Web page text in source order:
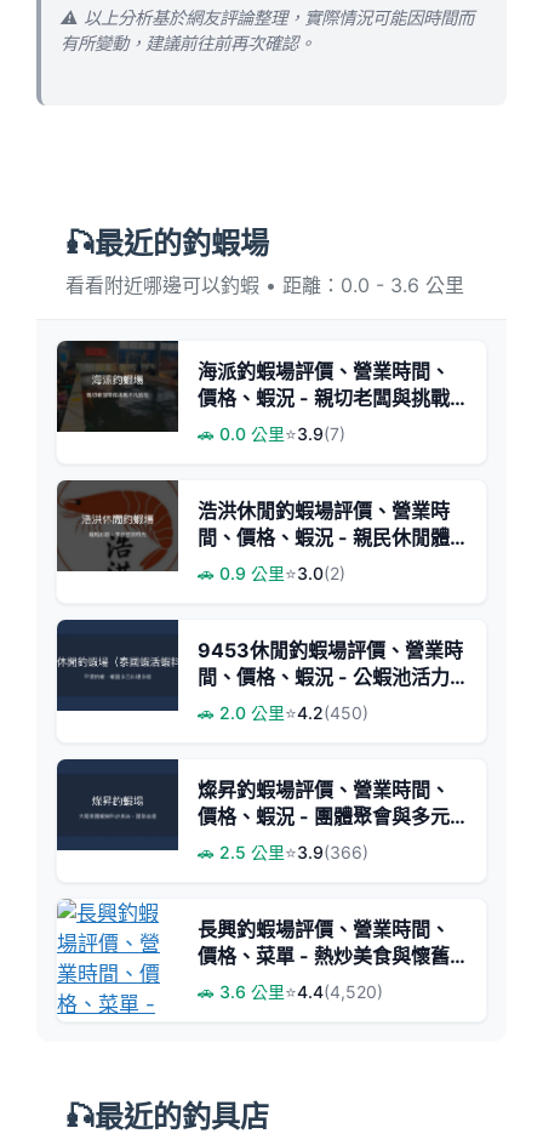
⚠️ 以上分析基於網友評論整理，實際情況可能因時間而
有所變動，建議前往前再次確認。
🎣最近的釣蝦場
看看附近哪邊可以釣蝦 • 距離：0.0 - 3.6 公里
海派釣蝦場評價、營業時間、
價格、蝦況 - 親切老闆與挑戰
蝦況
🚗 0.0 公里⭐3.9(7)
浩洪休閒釣蝦場評價、營業時
間、價格、蝦況 - 親民休閒體
🚗 0.9 公里⭐3.0(2)
9453休閒釣蝦場評價、營業時
間、價格、蝦況 - 公蝦池活力
十足與多元料理
🚗 2.0 公里⭐4.2(450)
燦昇釣蝦場評價、營業時間、
價格、蝦況 - 團體聚會與多元
料理體驗
🚗 2.5 公里⭐3.9(366)
長興釣蝦場評價、營業時間、
價格、菜單 - 熱炒美食與懷舊
釣蝦場風情
🚗 3.6 公里⭐4.4(4,520)
🎣最近的釣具店